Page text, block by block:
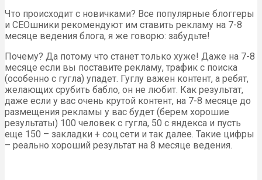
Что происходит с новичками? Все популярные блоггеры
и СЕОшники рекомендуют им ставить рекламу на 7-8
месяце ведения блога, я же говорю: забудьте!
Почему? Да потому что станет только хуже! Даже на 7-8
месяце если вы поставите рекламу, трафик с поиска
(особенно с гугла) упадет. Гуглу важен контент, а ребят,
желающих срубить бабло, он не любит. Как результат,
даже если у вас очень крутой контент, на 7-8 месяце до
размещения рекламы у вас будет (берем хорошие
результаты) 100 человек с гугла, 50 с яндекса и пусть
еще 150 – закладки + соц.сети и так далее. Такие цифры
– реально хороший результат на 8 месяце ведения.